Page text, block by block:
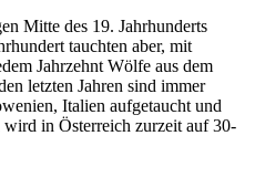
Mitte des 19. Jahrhunderts
tauchten aber, mit
Jahrzehnt Wölfe aus dem
letzten Jahren sind immer
Italien aufgetaucht und
in Österreich zurzeit auf 30-